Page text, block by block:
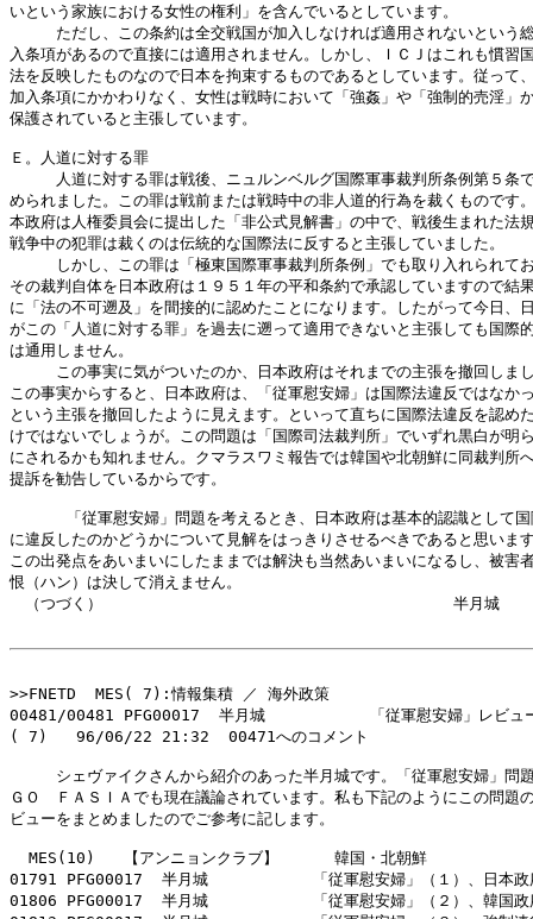
いという家族における女性の権利」を含んでいるとしています。
ただし、この条約は全交戦国が加入しなければ適用されないという
入条項があるので直接には適用されません。しかし、ＩＣＪはこれも慣習
法を反映したものなので日本を拘束するものであるとしています。従って
加入条項にかかわりなく、女性は戦時において「強姦」や「強制的売淫」
保護されていると主張しています。
Ｅ。人道に対する罪
人道に対する罪は戦後、ニュルンベルグ国際軍事裁判所条例第５条
められました。この罪は戦前または戦時中の非人道的行為を裁くものです
本政府は人権委員会に提出した「非公式見解書」の中で、戦後生まれた法
戦争中の犯罪は裁くのは伝統的な国際法に反すると主張していました。
しかし、この罪は「極東国際軍事裁判所条例」でも取り入れられて
その裁判自体を日本政府は１９５１年の平和条約で承認していますので結
に「法の不可遡及」を間接的に認めたことになります。したがって今日、
がこの「人道に対する罪」を過去に遡って適用できないと主張しても国際
は通用しません。
この事実に気がついたのか、日本政府はそれまでの主張を撤回しま
この事実からすると、日本政府は、「従軍慰安婦」は国際法違反ではなか
という主張を撤回したように見えます。といって直ちに国際法違反を認め
けではないでしょうが。この問題は「国際司法裁判所」でいずれ黒白が明
にされるかも知れません。クマラスワミ報告では韓国や北朝鮮に同裁判所
提訴を勧告しているからです。
「従軍慰安婦」問題を考えるとき、日本政府は基本的認識として
に違反したのかどうかについて見解をはっきりさせるべきであると思いま
この出発点をあいまいにしたままでは解決も当然あいまいになるし、被害
恨（ハン）は決して消えません。
（つづく）　　　                                半月城
>>FNETD  MES( 7):情報集積 ／ 海外政策
00481/00481 PFG00017  半月城           「従軍慰安婦」レビュ
( 7)   96/06/22 21:32  00471へのコメント
シェヴァイクさんから紹介のあった半月城です。「従軍慰安婦」問
ＧＯ　ＦＡＳＩＡでも現在議論されています。私も下記のようにこの問題
ビューをまとめましたのでご参考に記します。
  MES(10)   【アンニョンクラブ】　　　 韓国・北朝鮮
01791 PFG00017  半月城           「従軍慰安婦」（１）、日本政
01806 PFG00017  半月城           「従軍慰安婦」（２）、韓国政